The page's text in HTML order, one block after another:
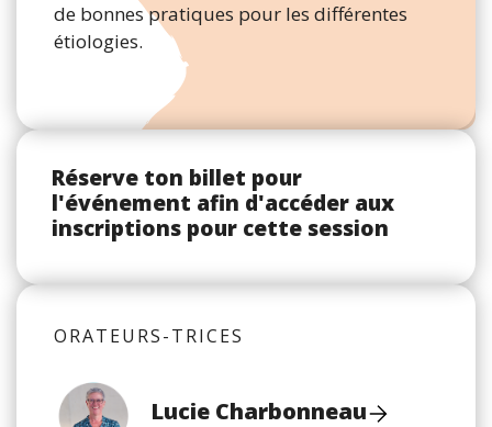
de bonnes pratiques pour les différentes
étiologies.
Réserve ton billet pour
l'événement afin d'accéder aux
inscriptions pour cette session
ORATEURS-TRICES
Lucie Charbonneau